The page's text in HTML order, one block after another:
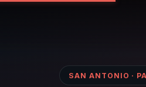
SAN ANTONIO ·